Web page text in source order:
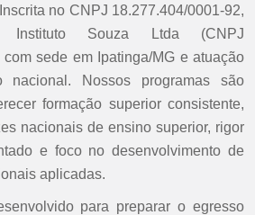
no CNPJ 18.277.404/0001-92,
Souza Ltda (CNPJ
com sede em Ipatinga/MG e atuação
Nossos programas são
formação superior consistente,
nacionais de ensino superior, rigor
e foco no desenvolvimento de
aplicadas.
para preparar o egresso